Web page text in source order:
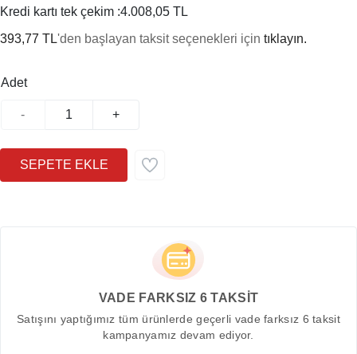
Kredi kartı tek çekim :4.008,05 TL
393,77 TL'den başlayan taksit seçenekleri için tıklayın.
Adet
- +
VADE FARKSIZ 6 TAKSİT
Satışını yaptığımız tüm ürünlerde geçerli vade farksız 6 taksit
kampanyamız devam ediyor.